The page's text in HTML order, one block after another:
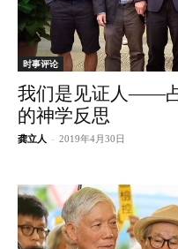
时事评论
我们是见证人——
的神学反思
龚立人 - 2019年4月30日